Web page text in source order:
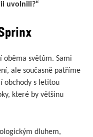
uvolnili?“
oběma světům. Sami
ale současně patříme
obchody s letitou
které by většinu
dluhem,